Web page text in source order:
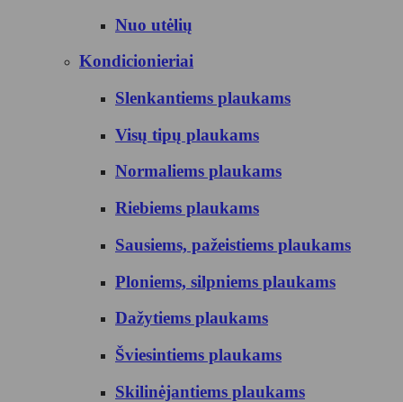
Nuo utėlių
Kondicionieriai
Slenkantiems plaukams
Visų tipų plaukams
Normaliems plaukams
Riebiems plaukams
Sausiems, pažeistiems plaukams
Ploniems, silpniems plaukams
Dažytiems plaukams
Šviesintiems plaukams
Skilinėjantiems plaukams